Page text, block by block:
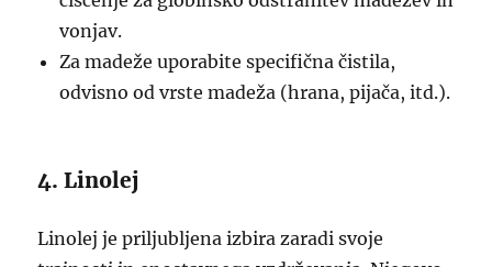
vonjav.
Za madeže uporabite specifična čistila,
odvisno od vrste madeža (hrana, pijača, itd.).
4. Linolej
Linolej je priljubljena izbira zaradi svoje